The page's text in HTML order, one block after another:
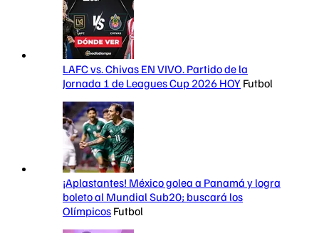
LAFC vs. Chivas EN VIVO. Partido de la
Jornada 1 de Leagues Cup 2026 HOY Futbol
¡Aplastantes! México golea a Panamá y logra
boleto al Mundial Sub20; buscará los
Olímpicos Futbol